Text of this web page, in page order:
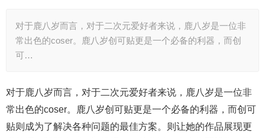
对于鹿八岁而言，对于二次元爱好者来说，鹿八岁是一位非
常出色的coser。鹿八岁创可贴更是一个必备的利器，而创
可…
对于鹿八岁而言，对于二次元爱好者来说，鹿八岁是一位非
常出色的coser。鹿八岁创可贴更是一个必备的利器，而创可
贴则成为了解决各种问题的最佳方案。则让她的作品展现更